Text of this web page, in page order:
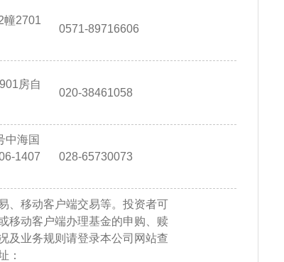
幢2701
0571-89716606
房自
020-38461058
中海国
1407
028-65730073
、移动客户端交易等。投资者可
移动客户端办理基金的申购、赎
及业务规则请登录本公司网站查
：